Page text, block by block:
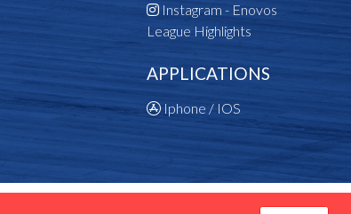
Instagram - Enovos
League Highlights
APPLICATIONS
Iphone / IOS